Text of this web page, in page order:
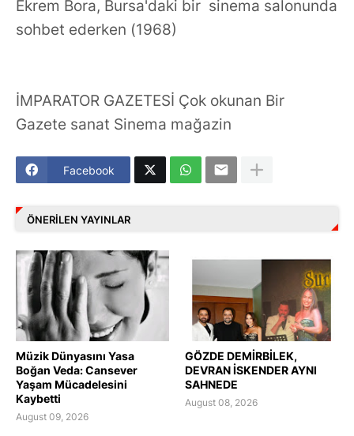
Ekrem Bora, Bursa'daki bir sinema salonunda
sohbet ederken (1968)
İMPARATOR GAZETESİ Çok okunan Bir
Gazete sanat Sinema mağazin
Facebook
ÖNERILEN YAYINLAR
Müzik Dünyasını Yasa
Boğan Veda: Cansever
Yaşam Mücadelesini
Kaybetti
August 09, 2026
GÖZDE DEMİRBİLEK,
DEVRAN İSKENDER AYNI
SAHNEDE
August 08, 2026